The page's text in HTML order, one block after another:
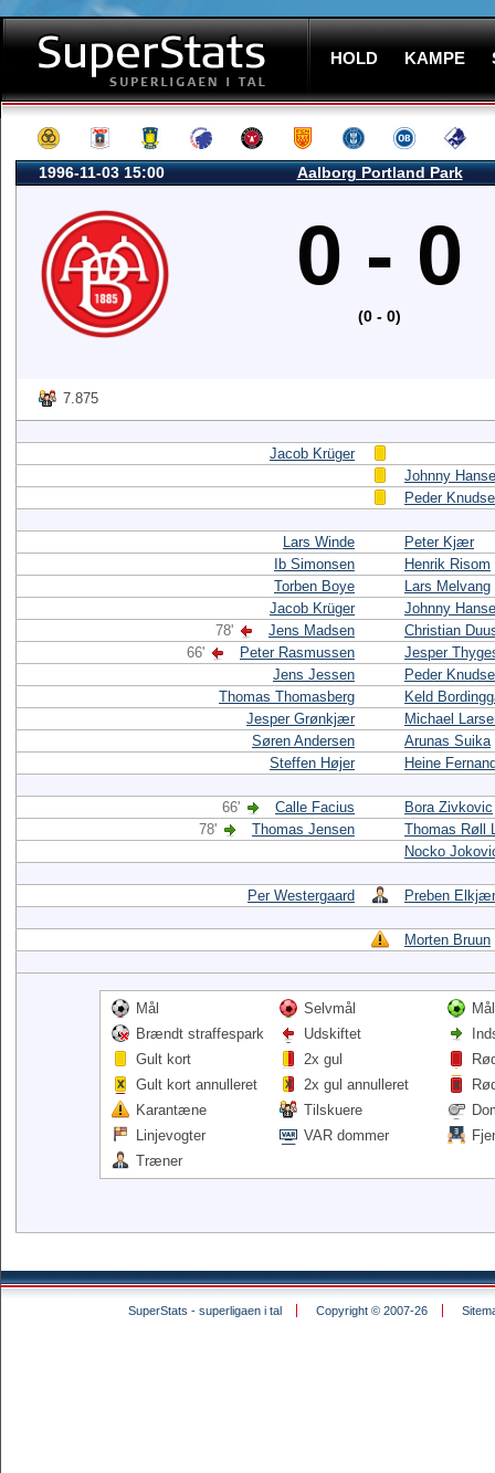
HOLD KAMPE
1996-11-03 15:00 Aalborg Portland Park
0 - 0
(0 - 0)
7.875
Jacob Krüger
Johnny
Peder
Lars Winde
Peter Kjær
Ib Simonsen
Henrik Risom
Torben Boye
Lars Melvang
Jacob Krüger
Johnny
78'
Jens Madsen
Christian
66'
Peter Rasmussen
Jesper
Jens Jessen
Peder
Thomas Thomasberg
Keld
Jesper Grønkjær
Michael
Søren Andersen
Arunas Suika
Steffen Højer
Heine
66' Calle Facius
Bora Zivkovic
78'
Thomas Jensen
Thomas Røll
Nocko
Per Westergaard Preben Elkjær
Morten Bruun
Mål Selvmål
Brændt straffespark
Udskiftet
Gult kort
2x gul
Gult kort annulleret
2x gul annulleret
Karantæne
Tilskuere
Linjevogter
VAR dommer
Træner
SuperStats - superligaen i tal Copyright © 2007-26